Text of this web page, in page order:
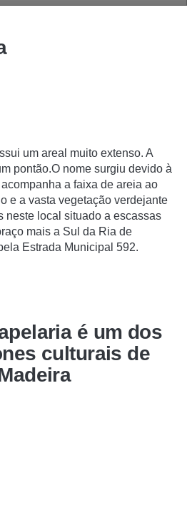
um areal muito extenso. A
pontão.O nome surgiu devido à
a faixa de areia ao
e a vasta vegetação verdejante
neste local situado a escassas
mais a Sul da Ria de
Estrada Municipal 592.
é um dos
culturais de